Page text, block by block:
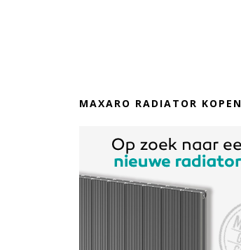
MAXARO RADIATOR KOPEN